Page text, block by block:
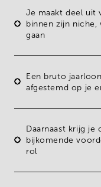
Je maakt deel uit
binnen zijn niche
gaan
Een bruto
afgestemd op je
Daarnaast krijg je
bijkomende
rol